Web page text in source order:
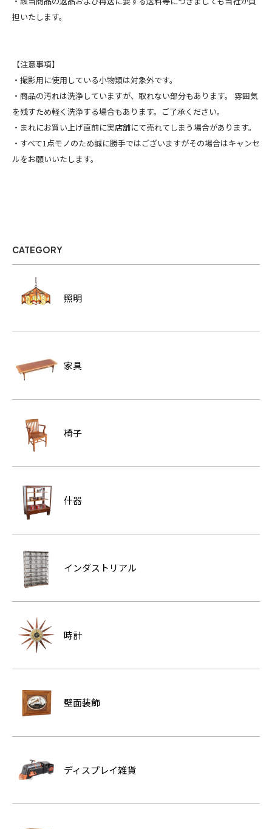
担いたします。
【注意事項】
・撮影用に使用している小物類は対象外です。
・商品の汚れは洗浄していますが、取れない部分もあります。 雰囲気
を残すため軽く洗浄する場合もあります。ご了承ください。
・まれにお買い上げ直前に実店舗にて売れてしまう場合があります。
・すべて1点モノのため誠に勝手ではございますがその場合はキャンセ
ルをお願いいたします。
CATEGORY
照明
家具
椅子
什器
インダストリアル
時計
壁面装飾
ディスプレイ雑貨